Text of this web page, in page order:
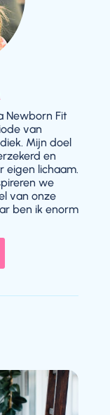
Newborn Fit
van
Mijn doel
en
eigen lichaam.
we
van onze
ben ik enorm